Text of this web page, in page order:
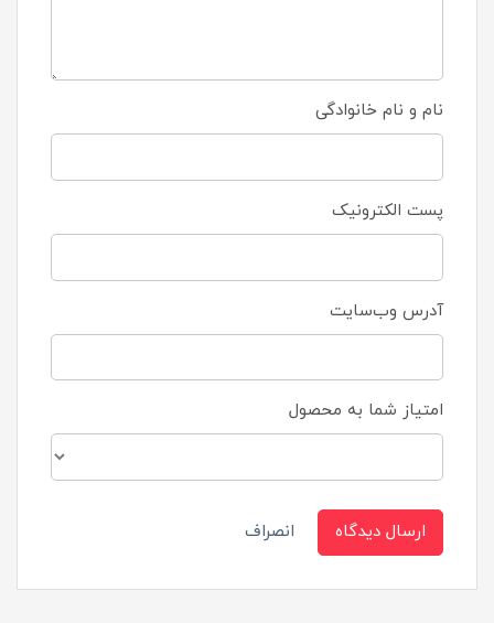
نام و نام خانوادگی
پست الکترونیک
آدرس وب‌سایت
امتیاز شما به محصول
ارسال دیدگاه انصراف